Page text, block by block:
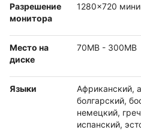
Разрешение
монитора
1280x720
Место на
диске
70MB - 300MB
Языки
Африканский,
болгарский,
немецкий,
испанский,